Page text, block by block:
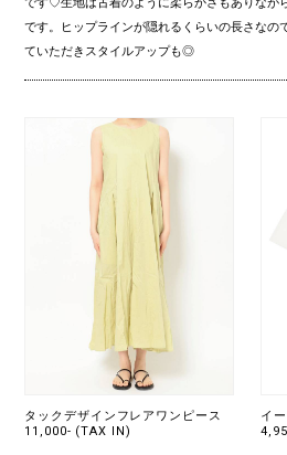
です。ヒップラインが隠れるくらいの長さなの
ていただきスタイルアップも◎
タックデザインフレアワンピース
11,000- (TAX IN)
イ